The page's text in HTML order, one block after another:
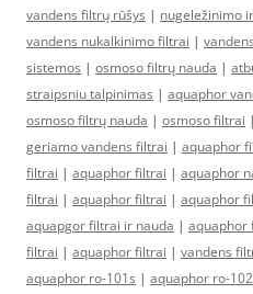
vandens filtrų rūšys | nugeležinimo
vandens nukalkinimo filtrai |
sistemos | osmoso filtrų nauda |
straipsniu talpinimas | aquaphor
osmoso filtrų nauda | osmoso filtrai |
geriamo vandens filtrai | aquaphor
filtrai | aquaphor filtrai | aquaphor
filtrai | aquaphor filtrai | aquaphor
aquapgor filtrai ir nauda | aquaphor
filtrai | aquaphor filtrai | vandens
aquaphor ro-101s | aquaphor ro-